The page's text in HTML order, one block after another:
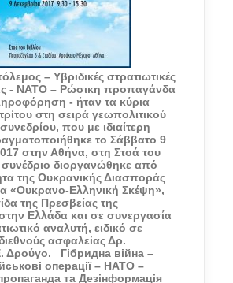
– Υβριδικές στρατιωτικές
- ΝΑΤΟ – Ρώσικη προπαγάνδα
- ήταν τα κύρια
στη σειρά γεωπολιτικού
που με ιδιαίτερη
το Σάββατο 9
στην Αθήνα, στη Στοά του
συνέδριο διοργανώθηκε από
της Ουκρανικής Διασποράς
«Ουκρανο-Ελληνική Σκέψη»,
της Πρεσβείας της
Ελλάδα και σε συνεργασία
αναλυτή, ειδικό σε
ασφαλείας Δρ.
Δρούγο.
Гібридна війна –
операції – НАТО –
та Дезінформація